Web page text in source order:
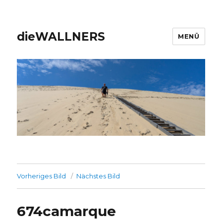
dieWALLNERS MENÜ
Vorheriges Bild Nächstes Bild
674camarque